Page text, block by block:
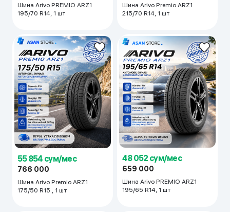
Шина Arivo PREMIO ARZ1
195/70 R14, 1 шт
Шина Arivo Premio ARZ1
215/70 R14, 1 шт
55 854 сум/мес
766 000
Шина Arivo Premio ARZ1
175/50 R15 , 1 шт
48 052 сум/мес
659 000
Шина Arivo PREMIO ARZ1
195/65 R14, 1 шт